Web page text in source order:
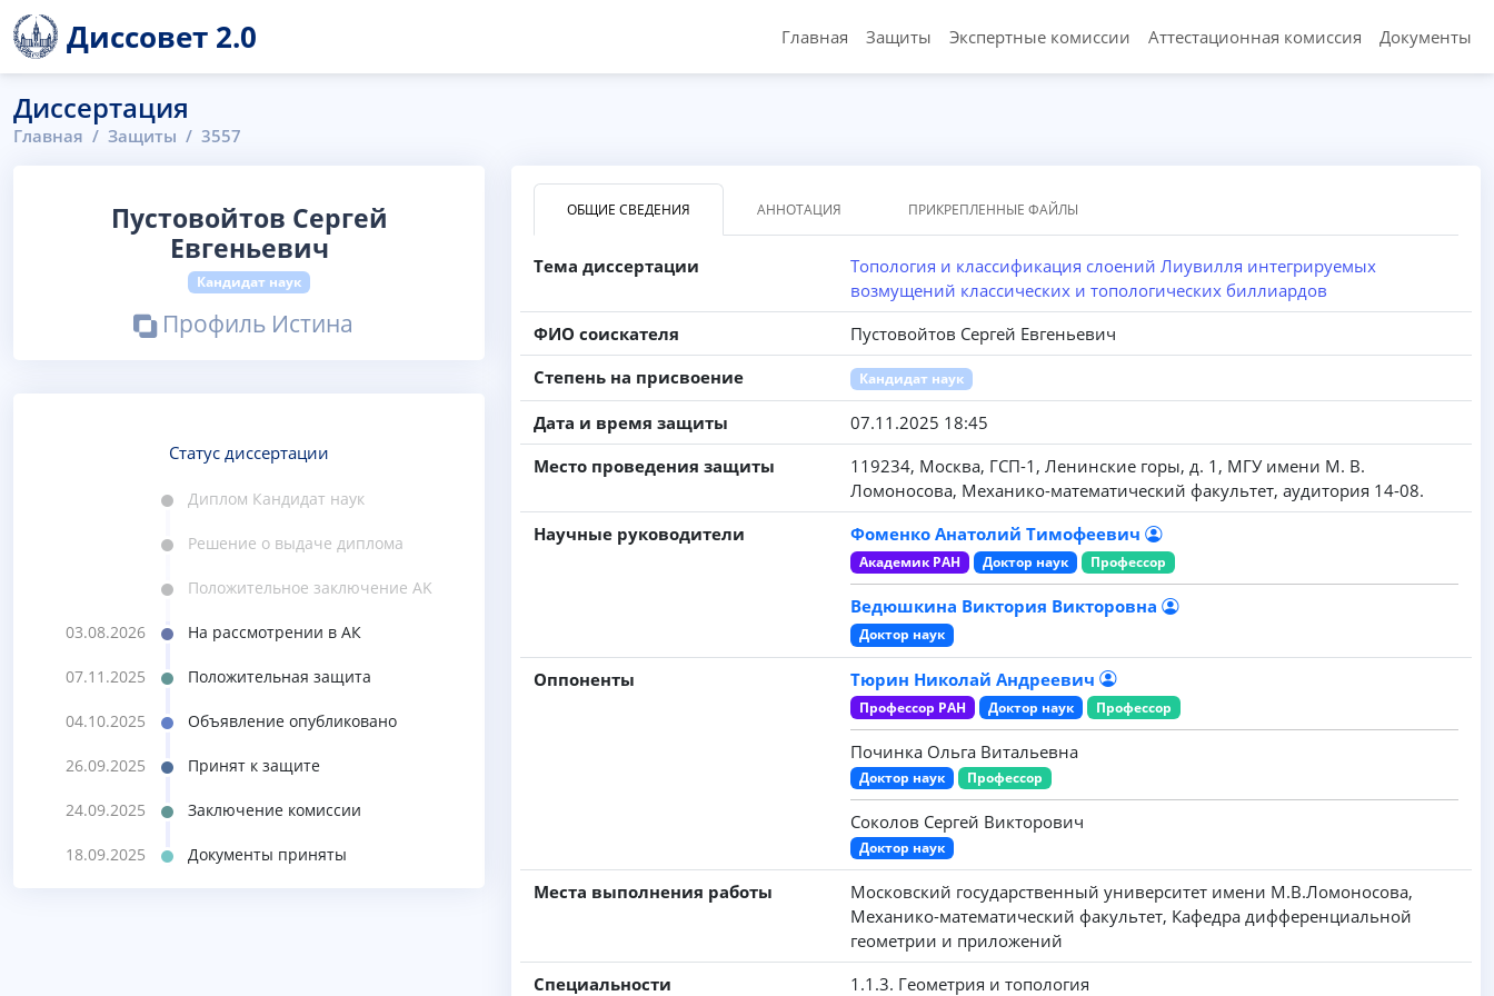
Диссовет 2.0 Главная Защиты Экспертные комиссии Аттестационная комиссия Документы
Диссертация
Главная Защиты 3557
Пустовойтов Сергей
Евгеньевич
Кандидат наук
Профиль Истина
Статус диссертации
Диплом Кандидат наук
Решение o выдаче диплома
Положительное заключение AK
03.08.2026 На рассмотрении в АК
07.11.2025 Положительная защита
04.10.2025 Объявление опубликовано
26.09.2025 Принят к защите
24.09.2025 Заключение комиссии
18.09.2025 Документы приняты
ОБЩИЕ СВЕДЕНИЯ АННОТАЦИЯ ПРИКРЕПЛЕННЫЕ ФАЙЛЫ
Тема диссертации
Топология и классификация слоений Лиувилля интегрируемых
возмущений классических и топологических биллиардов
ФИО соискателя
Пустовойтов Сергей Евгеньевич
Степень на присвоение
Кандидат наук
Дата и время защиты
07.11.2025 18:45
Место проведения защиты
119234, Москва, ГСП-1, Ленинские горы, д. 1, МГУ имени М. В.
Ломоносова, Механико-математический факультет, аудитория 14-08.
Научные руководители
Фоменко Анатолий Тимофеевич
Академик РАН Доктор наук Профессор
Ведюшкина Виктория Викторовна
Доктор наук
Оппоненты Тюрин Николай Андреевич
Профессор РАН Доктор наук Профессор
Починка Ольга Витальевна
Доктор наук Профессор
Соколов Сергей Викторович
Доктор наук
Места выполнения работы
Московский государственный университет имени M.B.Ломоносова,
Механико-математический факультет, Кафедра дифференциальной
геометрии и приложений
Специальности
1.1.3. Геометрия и топология